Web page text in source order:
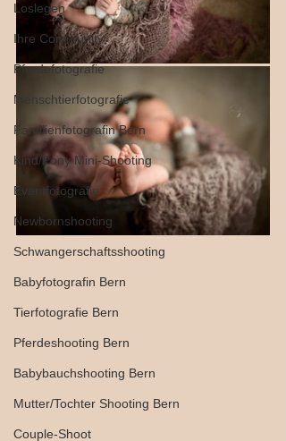
Loslegen
Ihre Community
Pferdefotografie
Menschtierfotografie
Familienfotografin Bern
Kind/Pony Mini-Shooting
Eventfotografie
Newbornshooting
Schwangerschaftsshooting
Babyfotografin Bern
Tierfotografie Bern
Pferdeshooting Bern
Babybauchshooting Bern
Mutter/Tochter Shooting Bern
Couple-Shoot